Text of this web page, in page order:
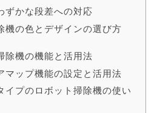
ずかな段差への対応
機の色とデザインの選び方
除機の機能と活用法
マップ機能の設定と活用法
イプのロボット掃除機の使い